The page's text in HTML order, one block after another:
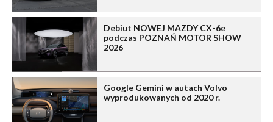
Debiut NOWEJ MAZDY CX-6e
podczas POZNAŃ MOTOR SHOW
2026
Google Gemini w autach Volvo
wyprodukowanych od 2020 r.